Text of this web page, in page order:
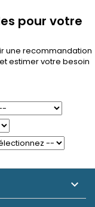
pour votre
une recommandation
estimer votre besoin
